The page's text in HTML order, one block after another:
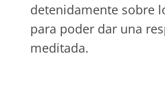
detenidamente sobre
para poder dar una
meditada.